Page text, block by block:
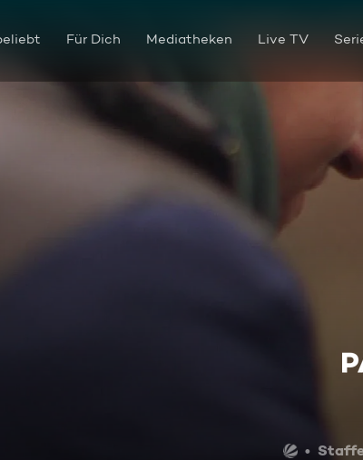
Für Dich Mediatheken Live TV